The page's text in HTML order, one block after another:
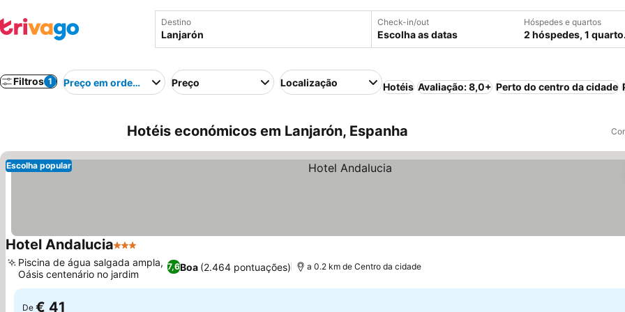
Destino Check-in/out
Escolha as datas
Hóspedes e quartos
2 hóspedes, 1 quarto.
Filtros 1 Preço em ordem crescente
Preço Localização Hotéis Avaliação: 8,0+ Perto do centro da cidade
Hotéis económicos em Lanjarón, Espanha
Escolha popular
Hotel Andalucia3 Estrelas
7,6Boa (2.464 pontuações)
Piscina de água salgada ampla,
Oásis centenário no jardim
a 0.2 km de Centro da cidade
De € 41